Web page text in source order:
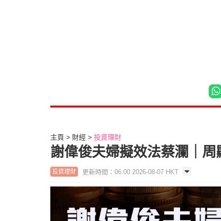
主頁 財經 投資理財
謝偉俊夫婦擬效法蔡瀾｜周
投資理財 更新時間：06:00 2026-08-07 HKT